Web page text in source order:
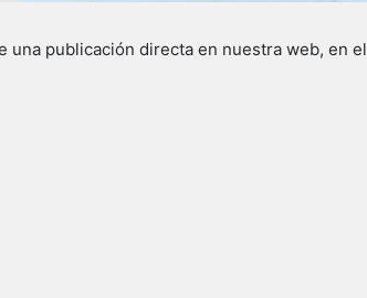
una publicación directa en nuestra web, en el